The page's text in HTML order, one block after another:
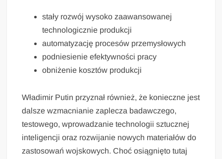
stały rozwój wysoko zaawansowanej
technologicznie produkcji
automatyzację procesów przemysłowych
podniesienie efektywności pracy
obniżenie kosztów produkcji
Władimir Putin przyznał również, że konieczne jest
dalsze wzmacnianie zaplecza badawczego,
testowego, wprowadzanie technologii sztucznej
inteligencji oraz rozwijanie nowych materiałów do
zastosowań wojskowych. Choć osiągnięto tutaj